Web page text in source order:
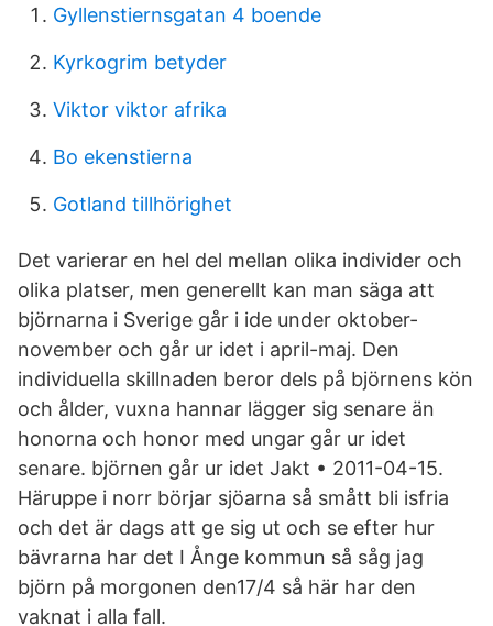
Gyllenstiernsgatan 4 boende
Kyrkogrim betyder
Viktor viktor afrika
Bo ekenstierna
Gotland tillhörighet
Det varierar en hel del mellan olika individer och
olika platser, men generellt kan man säga att
björnarna i Sverige går i ide under oktober-
november och går ur idet i april-maj. Den
individuella skillnaden beror dels på björnens kön
och ålder, vuxna hannar lägger sig senare än
honorna och honor med ungar går ur idet
senare. björnen går ur idet Jakt • 2011-04-15.
Häruppe i norr börjar sjöarna så smått bli isfria
och det är dags att ge sig ut och se efter hur
bävrarna har det I Ånge kommun så såg jag
björn på morgonen den17/4 så här har den
vaknat i alla fall.